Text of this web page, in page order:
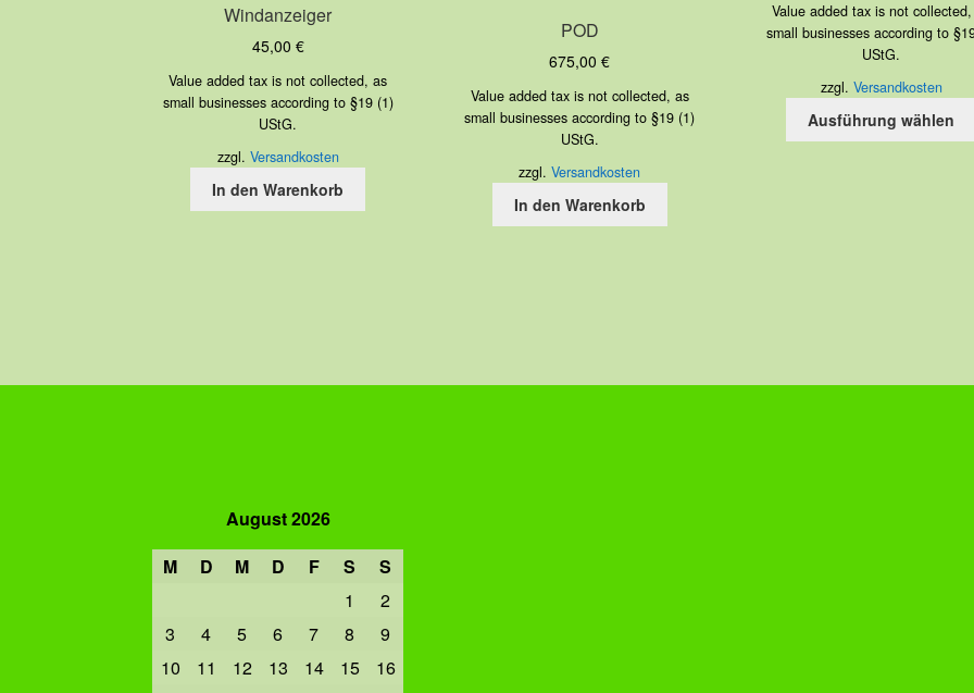
Windanzeiger
45,00 €
Value added tax is not collected, as
small businesses according to §19 (1)
UStG.
zzgl. Versandkosten
In den Warenkorb
POD
675,00€
Value added tax is not collected, as
small businesses according to §19 (1)
UStG.
zzgl.Versandkosten
In den Warenkorb
Value added tax is not
small businesses according to
UStG.
zzgl. Versandkosten
Ausführung wählen
August 2026
M
D M D F S
S
1
2
3
4 5 6 7 8
9
10
11 12 13 14 15
16